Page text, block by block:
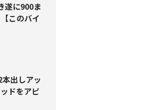
遂に900ま
このバイ
出しアッ
ドをアピ